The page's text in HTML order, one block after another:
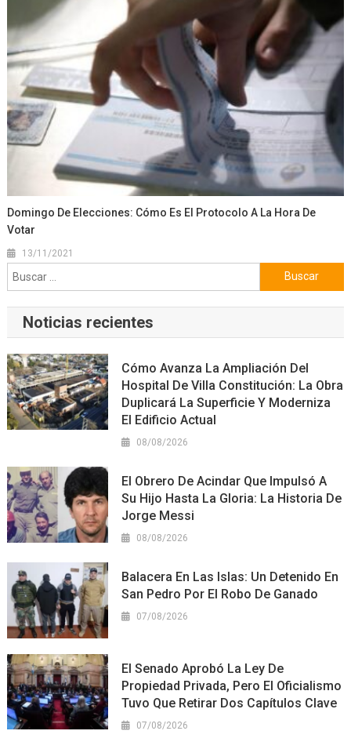
Domingo De Elecciones: Cómo Es El Protocolo A La Hora De
Votar
13/11/2021
Buscar:
Noticias recientes
Cómo Avanza La Ampliación Del
Hospital De Villa Constitución: La Obra
Duplicará La Superficie Y Moderniza
El Edificio Actual
08/08/2026
El Obrero De Acindar Que Impulsó A
Su Hijo Hasta La Gloria: La Historia De
Jorge Messi
08/08/2026
Balacera En Las Islas: Un Detenido En
San Pedro Por El Robo De Ganado
07/08/2026
El Senado Aprobó La Ley De
Propiedad Privada, Pero El Oficialismo
Tuvo Que Retirar Dos Capítulos Clave
07/08/2026